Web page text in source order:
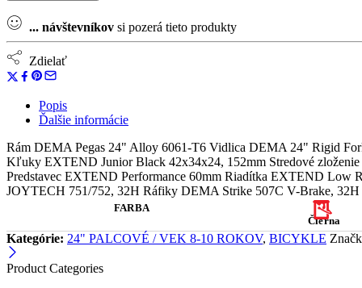
... návštevníkov si pozerá tieto produkty
Zdielať
Popis
Ďalšie informácie
Rám DEMA Pegas 24" Alloy 6061-T6 Vidlica DEMA 24" Rigid
Kľuky EXTEND Junior Black 42x34x24, 152mm Stredové
Predstavec EXTEND Performance 60mm Riadítka EXTEND Low
JOYTECH 751/752, 32H Ráfiky DEMA Strike 507C V-Brake, 32H
FARBA
Čierna
Kategórie: 24" PALCOVÉ / VEK 8-10 ROKOV, BICYKLE
Product Categories